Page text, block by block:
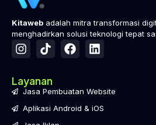
Kitaweb adalah mitra transformasi
menghadirkan solusi teknologi tepat
Layanan
Jasa Pembuatan Website
Aplikasi Android & iOS